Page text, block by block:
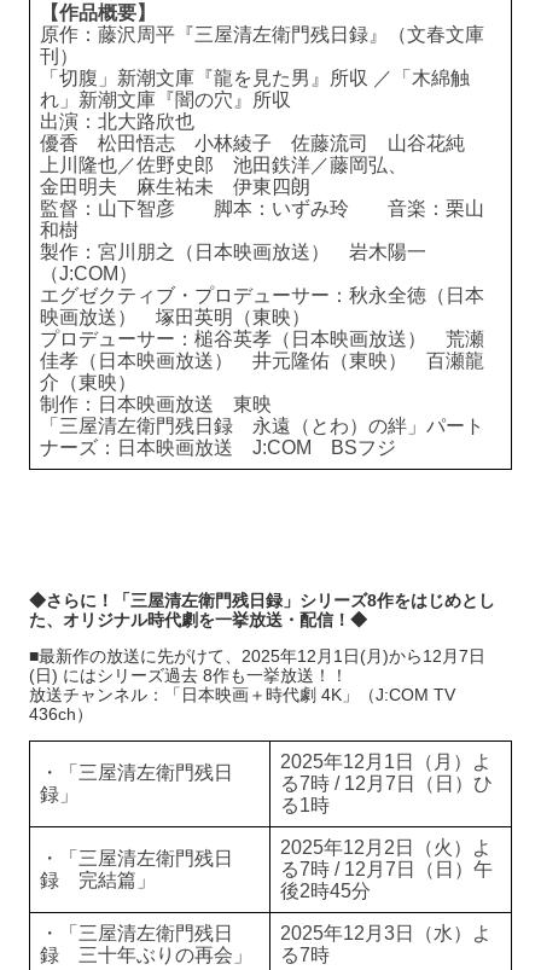
【作品概要】
原作：藤沢周平『三屋清左衛門残日録』（文春文庫
刊）
「切腹」新潮文庫『龍を見た男』所収 ／「木綿触
れ」新潮文庫『闇の穴』所収
出演：北大路欣也
優香 松田悟志 小林綾子 佐藤流司 山谷花純
上川隆也／佐野史郎 池田鉄洋／藤岡弘、
金田明夫 麻生祐未 伊東四朗
監督：山下智彦 脚本：いずみ玲 音楽：栗山
和樹
製作：宮川朋之（日本映画放送） 岩木陽一
（J:COM）
エグゼクティブ・プロデューサー：秋永全徳（日本
映画放送） 塚田英明（東映）
プロデューサー：槌谷英孝（日本映画放送） 荒瀬
佳孝（日本映画放送） 井元隆佑（東映） 百瀬龍
介（東映）
制作：日本映画放送 東映
「三屋清左衛門残日録 永遠（とわ）の絆」パート
ナーズ：日本映画放送 J:COM BSフジ
◆さらに！「三屋清左衛門残日録」シリーズ8作をはじめとし
た、オリジナル時代劇を一挙放送・配信！◆
■最新作の放送に先がけて、2025年12月1日(月)から12月7日
(日) にはシリーズ過去 8作も一挙放送！！
放送チャンネル：「日本映画＋時代劇 4K」（J:COM TV
436ch）
・「三屋清左衛門残日
録」
2025年12月1日（月）よ
る7時 / 12月7日（日）ひ
る1時
・「三屋清左衛門残日
録 完結篇」
2025年12月2日（火）よ
る7時 / 12月7日（日）午
後2時45分
・「三屋清左衛門残日
録 三十年ぶりの再会」
2025年12月3日（水）よ
る7時